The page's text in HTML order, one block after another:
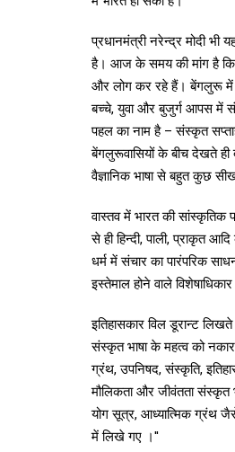
प्रधानमंत्री नरेन्द्र मोदी भी
है। आज के समय की मांग है
और लोग कर रहे हैं। बेंगलुरू में
बच्चे, युवा और बुजुर्ग आपस में
पहल का नाम है – संस्कृत
बेंगलुरूवासियों के बीच देखते
वैज्ञानिक भाषा से बहुत कुछ
वास्तव में भारत की
से ही हिन्दी, पाली, प्राकृत
धर्म में संचार का पारंपरिक
इस्तेमाल होने वाले
इतिहासकार विल डूरान्ट
संस्कृत भाषा के महत्व को
ग्रंथ, उपनिषद, संस्कृति,
मौलिकता और जीवंतता संस्कृत
योग सूत्र, आध्यात्मिक ग्रंथ
में लिखे गए ।''